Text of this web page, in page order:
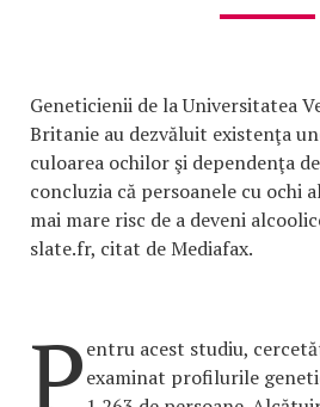
Geneticienii de la Universitatea
Britanie au dezvăluit existenţa
culoarea ochilor şi dependenţa
concluzia că persoanele cu ochi
mai mare risc de a deveni
slate.fr, citat de Mediafax.
Pentru acest studiu,
examinat profilurile